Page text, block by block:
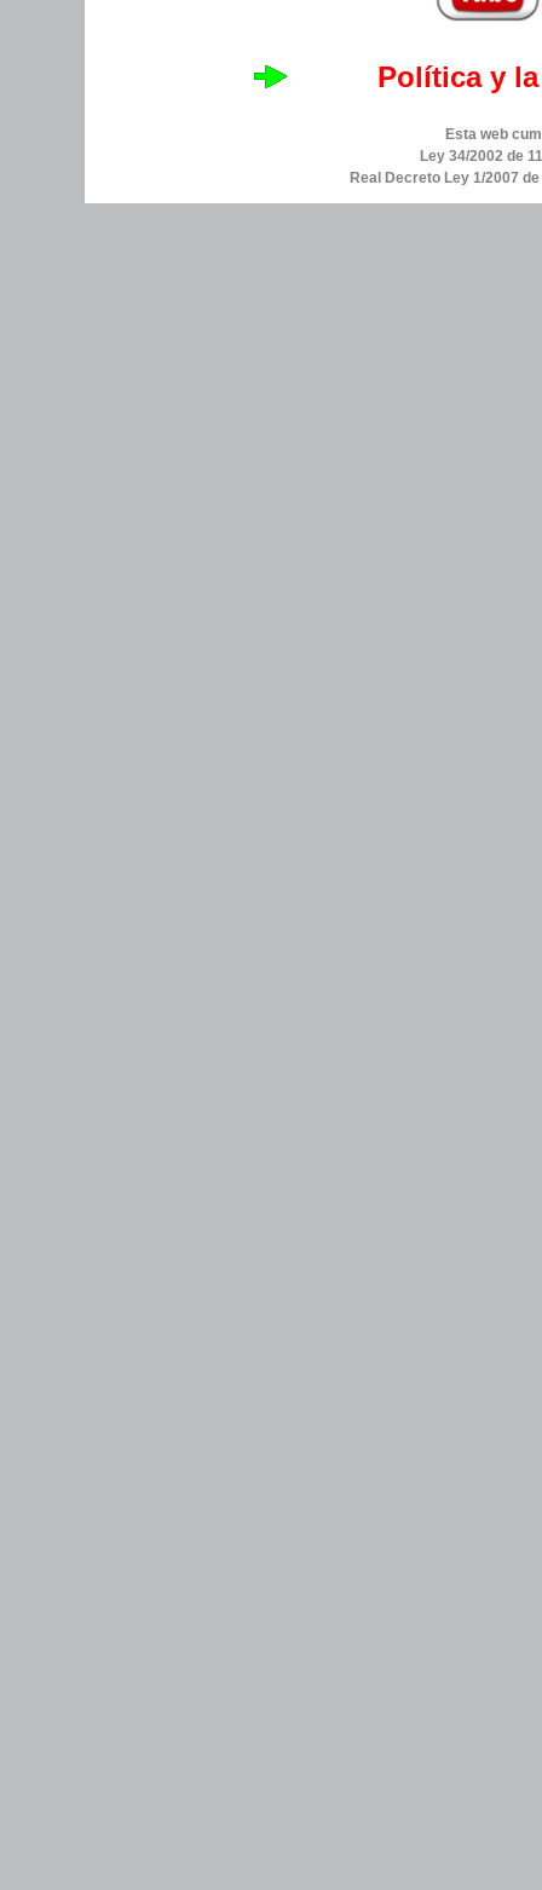
Política y
Esta web
Ley 34/2002 de
Real Decreto Ley 1/2007